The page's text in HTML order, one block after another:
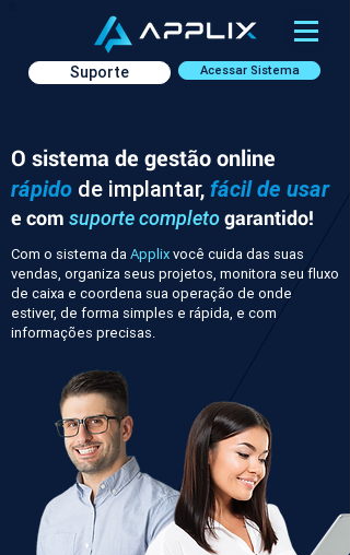
Acessar Sistema
Suporte
O sistema de gestão online
rápido de implantar, fácil de usar
e com suporte completogarantido!
Com o sistema daApplixvocê cuida das suas
vendas, organiza seus projetos, monitora seu fluxo
de caixa e coordena sua operação de onde
estiver, de forma simples e rápida, e com
informações precisas.